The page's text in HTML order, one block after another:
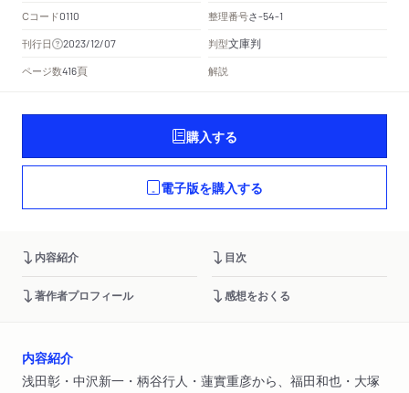
Cコード0110 整理番号さ-54-1
刊行日 2023/12/07 判型文庫判
ページ数416頁 解説
購入する
電子版を購入する
内容紹介 目次
著作者プロフィール 感想をおくる
内容紹介
浅田彰・中沢新一・柄谷行人・蓮實重彦から、福田和也・大塚